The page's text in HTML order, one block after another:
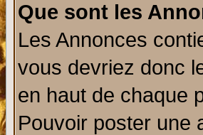
Que sont les
Les Annonces
vous devriez donc
en haut de chaque
Pouvoir poster une